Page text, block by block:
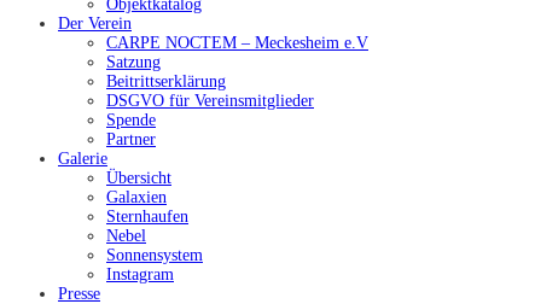
Objektkatalog
Der Verein
CARPE NOCTEM – Meckesheim e.V
Satzung
Beitrittserklärung
DSGVO für Vereinsmitglieder
Spende
Partner
Galerie
Übersicht
Galaxien
Sternhaufen
Nebel
Sonnensystem
Instagram
Presse